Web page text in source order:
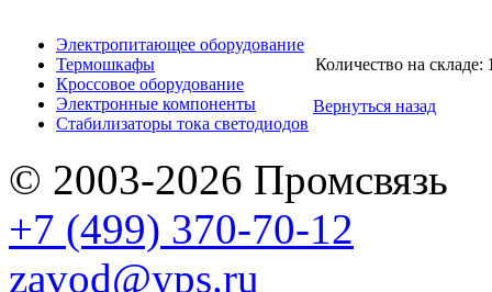
Электропитающее оборудование
Термошкафы
Кроссовое оборудование
Электронные компоненты
Стабилизаторы тока светодиодов
Количество на складе:
Вернуться назад
© 2003-2026 Промсвязь
+7 (499) 370-70-12
zavod@yps.ru